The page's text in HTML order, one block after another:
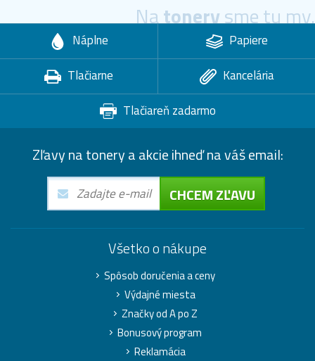
Natonerysme tu my.
Náplne
Papiere
Tlačiarne
Kancelária
Tlačiareň zadarmo
Zľavy na tonery a akcie ihneď na váš email:
CHCEM ZĽAVU
Všetko o nákupe
Spôsob doručenia a ceny
Výdajné miesta
Značky od A po Z
Bonusový program
Reklamácia